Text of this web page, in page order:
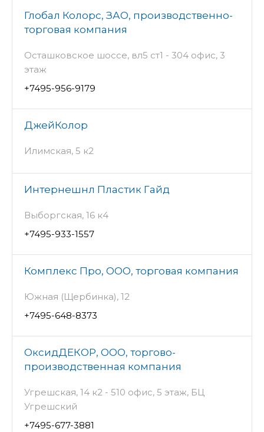
Глобал Колорс, ЗАО, производственно-
торговая компания
Осташковское шоссе, вл5 ст1 - 304 офис, 3
этаж
+7495-956-9179
ДжейКолор
Илимская, 5 к2
Интернешнл Пластик Гайд
Выборгская, 16 к4
+7495-933-1557
Комплекс Про, ООО, торговая компания
Южная (Щербинка), 12
+7495-648-8373
ОксидДЕКОР, ООО, торгово-
производственная компания
Угрешская, 14 к2 - 510 офис, 5 этаж, БЦ
Угрешский
+7495-677-3881